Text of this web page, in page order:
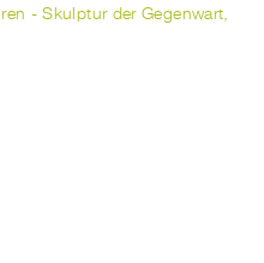
- Skulptur der Gegenwart,